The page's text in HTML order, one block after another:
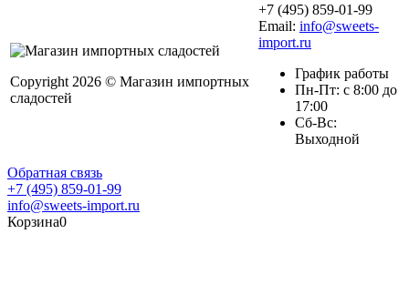
Copyright 2026 © Магазин импортных
сладостей
+7 (495) 859-01-99
Email: info@sweets-
import.ru
График работы
Пн-Пт: с 8:00 до
17:00
Сб-Вс:
Выходной
Обратная связь
+7 (495) 859-01-99
info@sweets-import.ru
Корзина0